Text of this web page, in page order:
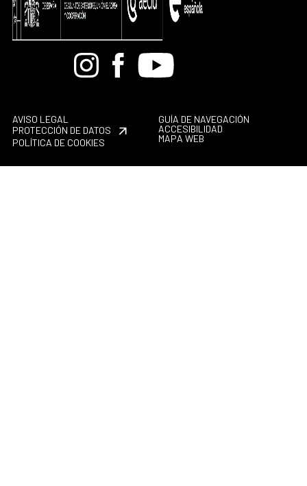
BandcampInstagramFacebook
Youtube
AVISO LEGAL
PROTECCIÓN DE DATOS
POLÍTICA DE COOKIES
GUÍA DE NAVEGACIÓN
ACCESIBILIDAD
MAPA WEB